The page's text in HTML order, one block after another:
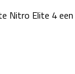
Nitro Elite 4